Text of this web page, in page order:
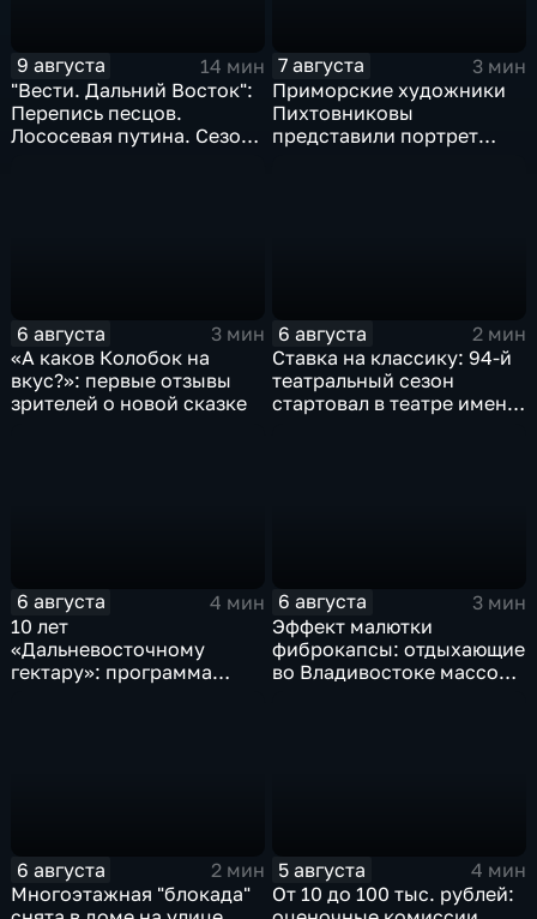
9 августа
14 мин
"Вести. Дальний Восток":
Перепись песцов.
Лососевая путина. Сезон
7 августа
3 мин
Приморские художники
Пихтовниковы
представили портрет
6 августа
3 мин
«А каков Колобок на
вкус?»: первые отзывы
зрителей о новой сказке
6 августа
2 мин
Ставка на классику: 94-й
театральный сезон
стартовал в театре имени
6 августа
4 мин
10 лет
«Дальневосточному
гектару»: программа
6 августа
3 мин
Эффект малютки
фиброкапсы: отдыхающие
во Владивостоке массово
6 августа
2 мин
Многоэтажная "блокада"
5 августа
4 мин
От 10 до 100 тыс. рублей: